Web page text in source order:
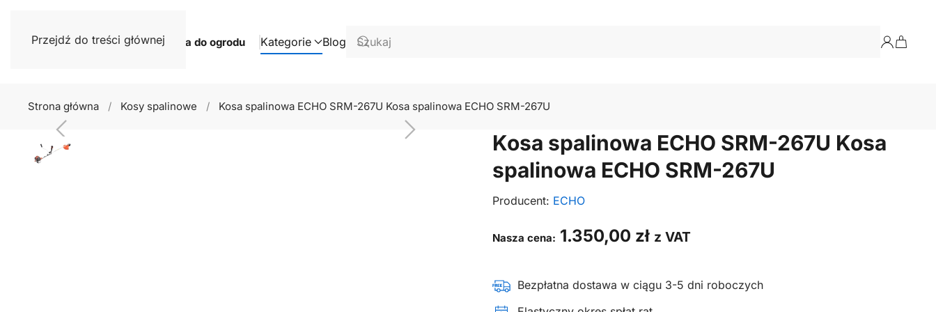
Przejdź do treści głównejNarzędzia do ogrodu Kategorie Blog
Strona główna Kosy spalinowe Kosa spalinowa ECHO SRM-267U Kosa spalinowa ECHO SRM-267U
Kosa spalinowa ECHO SRM-267U Kosa
spalinowa ECHO SRM-267U
Producent: ECHO
Nasza cena: 1.350,00 zł z VAT
Bezpłatna dostawa w ciągu 3-5 dni roboczych